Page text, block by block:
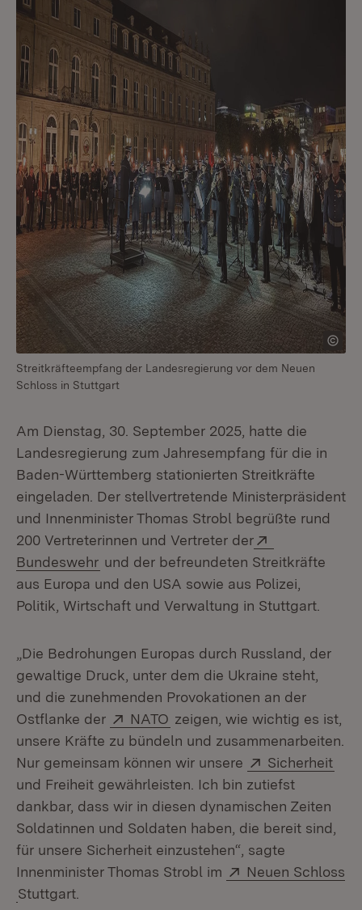
Streitkräfteempfang der Landesregierung vor dem Neuen
Schloss in Stuttgart
Am Dienstag, 30. September 2025, hatte die
Landesregierung zum Jahresempfang für die in
Baden-Württemberg stationierten Streitkräfte
eingeladen. Der stellvertretende Ministerpräsident
und Innenminister Thomas Strobl begrüßte rund
200 Vertreterinnen und Vertreter der
Bundeswehr (Öffnet in neuem Fenster)
und der befreundeten Streitkräfte
aus Europa und den USA sowie aus Polizei,
Politik, Wirtschaft und Verwaltung in Stuttgart.
„Die Bedrohungen Europas durch Russland, der
gewaltige Druck, unter dem die Ukraine steht,
und die zunehmenden Provokationen an der
Ostflanke der
Extern:
NATO (Öffnet in neuem Fenster)
zeigen, wie wichtig es ist,
unsere Kräfte zu bündeln und zusammenarbeiten.
Nur gemeinsam können wir unsere
Extern:
Sicherheit
und Freiheit gewährleisten. Ich bin zutiefst
dankbar, dass wir in diesen dynamischen Zeiten
Soldatinnen und Soldaten haben, die bereit sind,
für unsere Sicherheit einzustehen“, sagte
Innenminister Thomas Strobl im
Extern:
Neuen Schloss
(Öffnet in neuem Fenster)
Stuttgart.